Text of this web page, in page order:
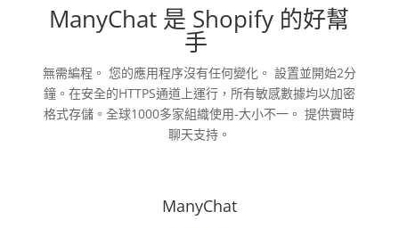
ManyChat 是 Shopify 的好幫
手
無需編程。 您的應用程序沒有任何變化。 設置並開始2分
鐘。在安全的HTTPS通道上運行，所有敏感數據均以加密
格式存儲。全球1000多家組織使用-大小不一。 提供實時
聊天支持。
ManyChat